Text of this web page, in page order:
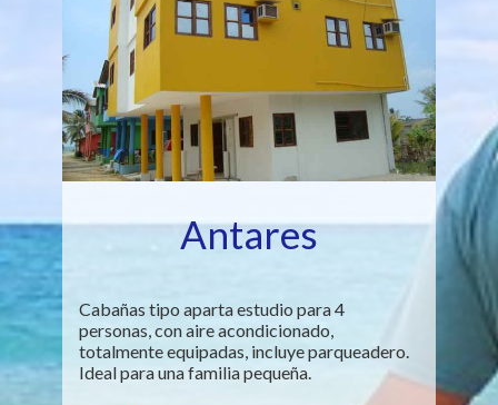
Antares
Cabañas tipo aparta estudio para 4
personas, con aire acondicionado,
totalmente equipadas, incluye parqueadero.
Ideal para una familia pequeña.